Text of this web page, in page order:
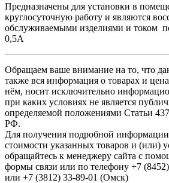
Предназначены для установки в
круглосуточную работу и являются
обслуживаемыми изделиями и током
0,5А
Обращаем ваше внимание на то, что
также вся информация о товарах и
нём, носит исключительно
при каких условиях не является
определяемой положениями Статьи
РФ.
Для получения подробной
стоимости указанных товаров и (или)
обращайтесь к менеджеру сайта с
формы связи или по телефону +7
или +7 (3812) 33-89-01 (Омск)